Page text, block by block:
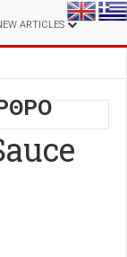
ARTICLES